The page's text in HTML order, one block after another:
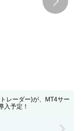
レーダー)が、MT4サー
入予定！